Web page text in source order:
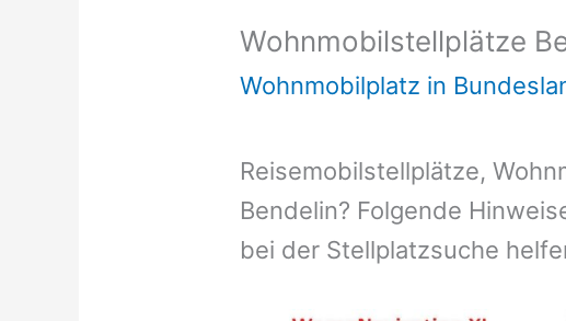
Wohnmobilstellplätze
Wohnmobilplatz in
Reisemobilstellplätze,
Bendelin? Folgende
bei der Stellplatzsuche